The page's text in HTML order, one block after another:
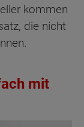
kommen
die nicht
mit